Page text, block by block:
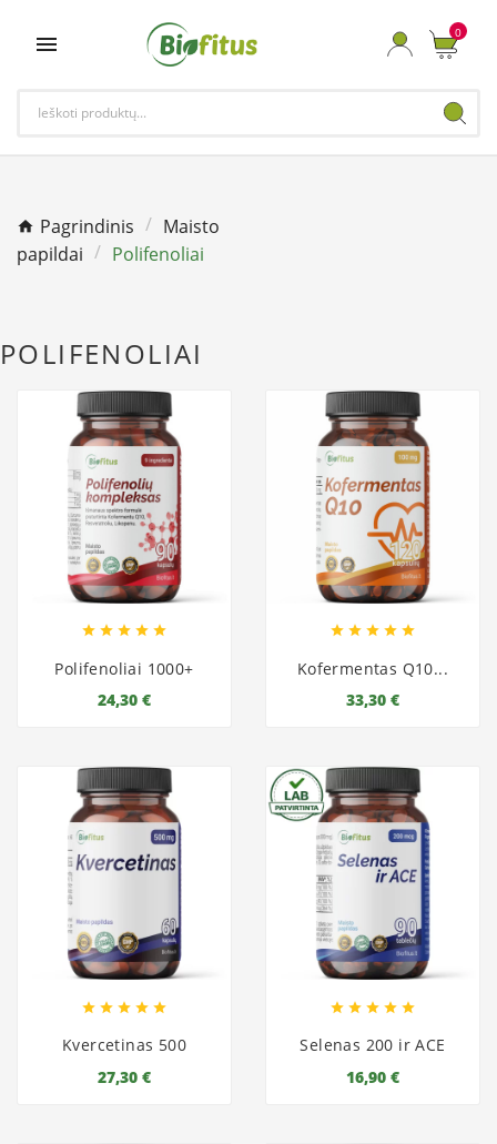
 0
Pagrindinis
Maisto
papildai
Polifenoliai
POLIFENOLIAI
    
Polifenoliai 1000+
24,30 €
    
Kofermentas Q10...
33,30 €
    
Kvercetinas 500
27,30 €
    
Selenas 200 ir ACE
16,90 €